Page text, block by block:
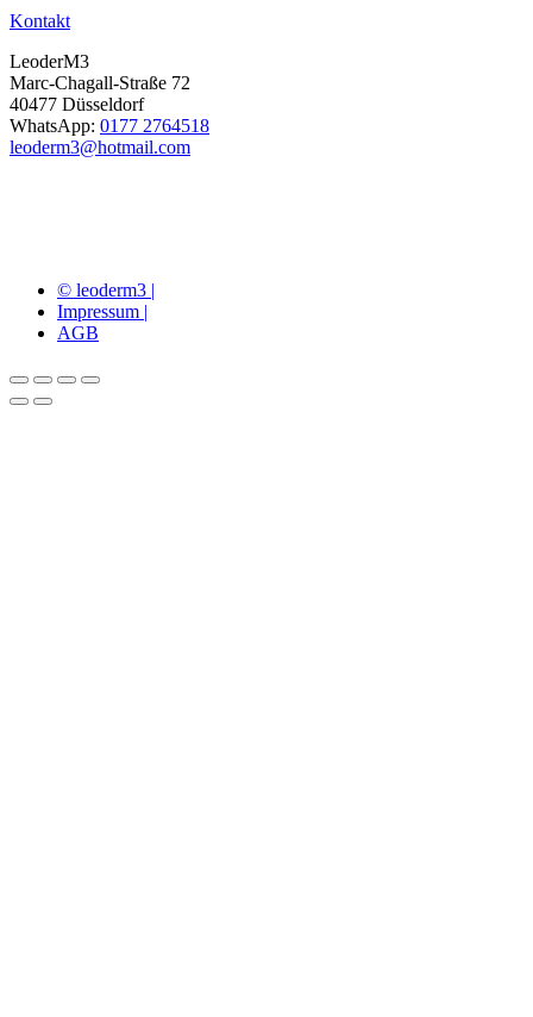
Kontakt
LeoderM3
Marc-Chagall-Straße 72
40477 Düsseldorf
WhatsApp: 0177 2764518
leoderm3@hotmail.com
© leoderm3 |
Impressum |
AGB